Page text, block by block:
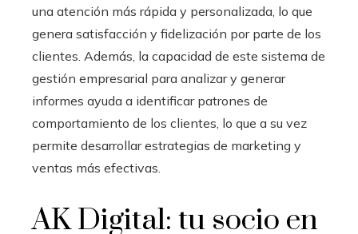
una atención más rápida y personalizada, lo que
genera satisfacción y fidelización por parte de los
clientes. Además, la capacidad de este sistema de
gestión empresarial para analizar y generar
informes ayuda a identificar patrones de
comportamiento de los clientes, lo que a su vez
permite desarrollar estrategias de marketing y
ventas más efectivas.
AK Digital: tu socio en